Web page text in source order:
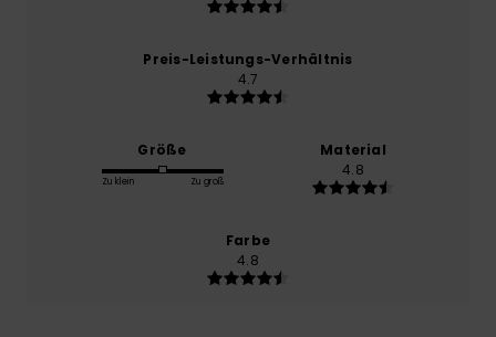
Preis-Leistungs-Verhältnis
4.7
Größe
Zu klein Zu groß
Material
4.8
Farbe
4.8